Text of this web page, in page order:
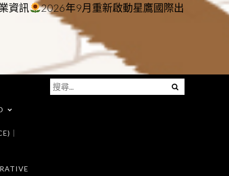
資訊
2026年9月重新啟動星鷹國際出
｜
Menu
搜
尋